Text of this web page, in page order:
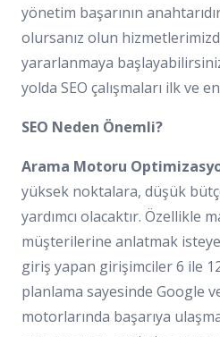
yönetim başarının
olursanız olun
yararlanmaya
yolda SEO çalışmaları ilk ve
SEO Neden Önemli?
Arama Motoru
yüksek noktalara, düşük
yardımcı olacaktır. Özellikle
müşterilerine anlatmak
giriş yapan girişimciler 6 ile
planlama sayesinde Google
motorlarında başarıya